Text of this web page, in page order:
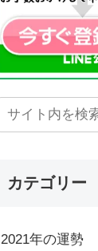
カテゴリー
2021年の運勢